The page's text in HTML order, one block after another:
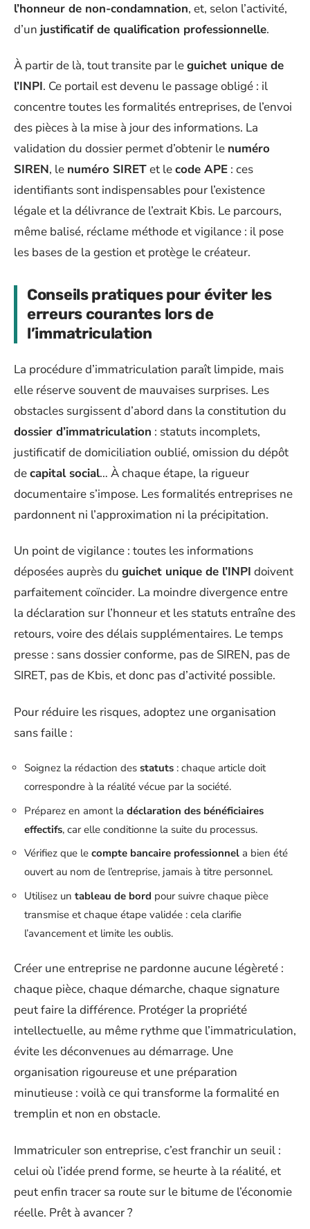
l’honneur de non-condamnation, et, selon l’activité,
d’un justificatif de qualification professionnelle.
À partir de là, tout transite par leguichet unique de
l’INPI. Ce portail est devenu le passage obligé : il
concentre toutes les formalités entreprises, de l’envoi
des pièces à la mise à jour des informations. La
validation du dossier permet d’obtenir le numéro
SIREN, le numéro SIRETet lecode APE : ces
identifiants sont indispensables pour l’existence
légale et la délivrance de l’extrait Kbis. Le parcours,
même balisé, réclame méthode et vigilance : il pose
les bases de la gestion et protège le créateur.
Conseils pratiques pour éviter les
erreurs courantes lors de
l’immatriculation
La procédure d’immatriculation paraît limpide, mais
elle réserve souvent de mauvaises surprises. Les
obstacles surgissent d’abord dans la constitution du
dossier d’immatriculation : statuts incomplets,
justificatif de domiciliation oublié, omission du dépôt
decapital social… À chaque étape, la rigueur
documentaire s’impose. Les formalités entreprises ne
pardonnent ni l’approximation ni la précipitation.
Un point de vigilance : toutes les informations
déposées auprès du guichet unique de l’INPI doivent
parfaitement coïncider. La moindre divergence entre
la déclaration sur l’honneur et les statuts entraîne des
retours, voire des délais supplémentaires. Le temps
presse : sans dossier conforme, pas de SIREN, pas de
SIRET, pas de Kbis, et donc pas d’activité possible.
Pour réduire les risques, adoptez une organisation
sans faille :
Soignez la rédaction des statuts : chaque article doit
correspondre à la réalité vécue par la société.
Préparez en amont la déclaration des bénéficiaires
effectifs, car elle conditionne la suite du processus.
Vérifiez que le compte bancaire professionnel a bien été
ouvert au nom de l’entreprise, jamais à titre personnel.
Utilisez un tableau de bord pour suivre chaque pièce
transmise et chaque étape validée : cela clarifie
l’avancement et limite les oublis.
Créer une entreprise ne pardonne aucune légèreté :
chaque pièce, chaque démarche, chaque signature
peut faire la différence. Protéger la propriété
intellectuelle, au même rythme que l’immatriculation,
évite les déconvenues au démarrage. Une
organisation rigoureuse et une préparation
minutieuse : voilà ce qui transforme la formalité en
tremplin et non en obstacle.
Immatriculer son entreprise, c’est franchir un seuil :
celui où l’idée prend forme, se heurte à la réalité, et
peut enfin tracer sa route sur le bitume de l’économie
réelle. Prêt à avancer ?